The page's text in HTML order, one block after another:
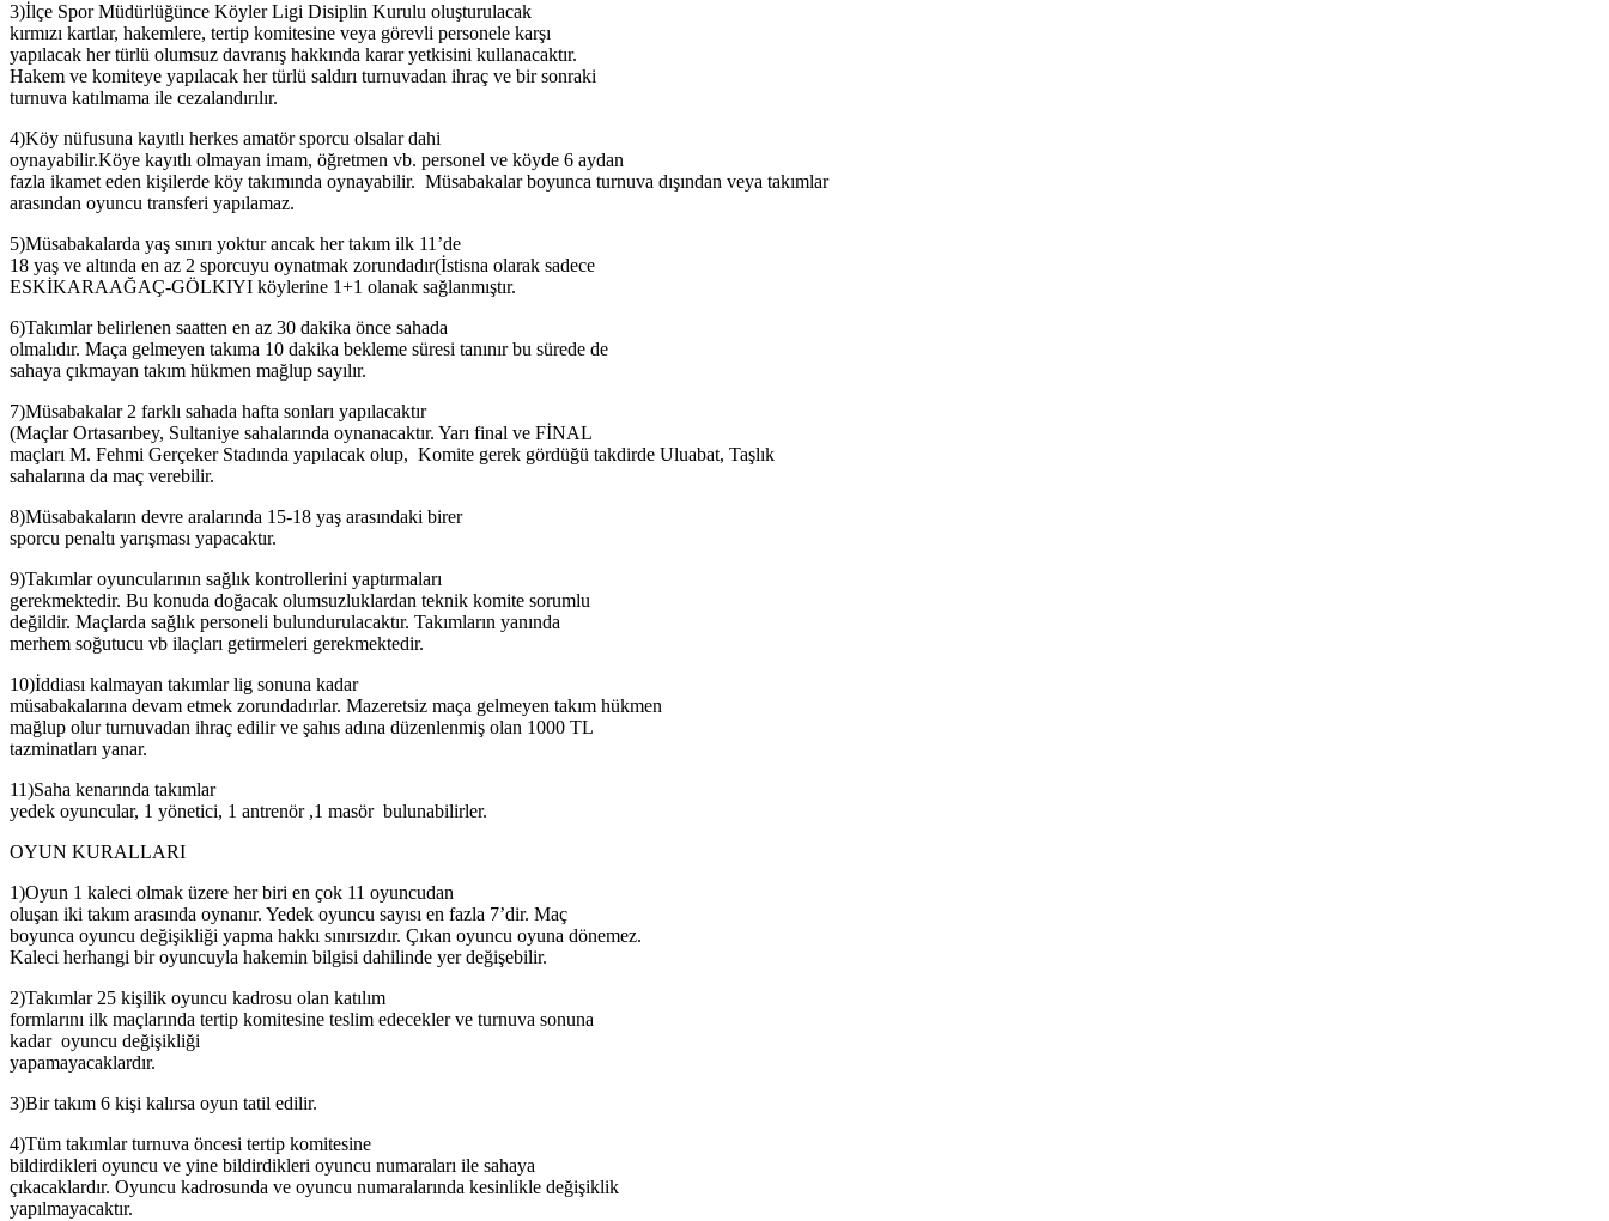
3)İlçe Spor Müdürlüğünce Köyler Ligi Disiplin Kurulu oluşturulacak
kırmızı kartlar, hakemlere, tertip komitesine veya görevli personele karşı
yapılacak her türlü olumsuz davranış hakkında karar yetkisini kullanacaktır.
Hakem ve komiteye yapılacak her türlü saldırı turnuvadan ihraç ve bir sonraki
turnuva katılmama ile cezalandırılır.
4)Köy nüfusuna kayıtlı herkes amatör sporcu olsalar dahi
oynayabilir.Köye kayıtlı olmayan imam, öğretmen vb. personel ve köyde 6 aydan
fazla ikamet eden kişilerde köy takımında oynayabilir. Müsabakalar boyunca turnuva dışından veya takımlar
arasından oyuncu transferi yapılamaz.
5)Müsabakalarda yaş sınırı yoktur ancak her takım ilk 11’de
18 yaş ve altında en az 2 sporcuyu oynatmak zorundadır(İstisna olarak sadece
ESKİKARAAĞAÇ-GÖLKIYI köylerine 1+1 olanak sağlanmıştır.
6)Takımlar belirlenen saatten en az 30 dakika önce sahada
olmalıdır. Maça gelmeyen takıma 10 dakika bekleme süresi tanınır bu sürede de
sahaya çıkmayan takım hükmen mağlup sayılır.
7)Müsabakalar 2 farklı sahada hafta sonları yapılacaktır
(Maçlar Ortasarıbey, Sultaniye sahalarında oynanacaktır. Yarı final ve FİNAL
maçları M. Fehmi Gerçeker Stadında yapılacak olup, Komite gerek gördüğü takdirde Uluabat, Taşlık
sahalarına da maç verebilir.
8)Müsabakaların devre aralarında 15-18 yaş arasındaki birer
sporcu penaltı yarışması yapacaktır.
9)Takımlar oyuncularının sağlık kontrollerini yaptırmaları
gerekmektedir. Bu konuda doğacak olumsuzluklardan teknik komite sorumlu
değildir. Maçlarda sağlık personeli bulundurulacaktır. Takımların yanında
merhem soğutucu vb ilaçları getirmeleri gerekmektedir.
10)İddiası kalmayan takımlar lig sonuna kadar
müsabakalarına devam etmek zorundadırlar. Mazeretsiz maça gelmeyen takım hükmen
mağlup olur turnuvadan ihraç edilir ve şahıs adına düzenlenmiş olan 1000 TL
tazminatları yanar.
11)Saha kenarında takımlar
yedek oyuncular, 1 yönetici, 1 antrenör ,1 masör bulunabilirler.
OYUN KURALLARI
1)Oyun 1 kaleci olmak üzere her biri en çok 11 oyuncudan
oluşan iki takım arasında oynanır. Yedek oyuncu sayısı en fazla 7’dir. Maç
boyunca oyuncu değişikliği yapma hakkı sınırsızdır. Çıkan oyuncu oyuna dönemez.
Kaleci herhangi bir oyuncuyla hakemin bilgisi dahilinde yer değişebilir.
2)Takımlar 25 kişilik oyuncu kadrosu olan katılım
formlarını ilk maçlarında tertip komitesine teslim edecekler ve turnuva sonuna
kadar oyuncu değişikliği
yapamayacaklardır.
3)Bir takım 6 kişi kalırsa oyun tatil edilir.
4)Tüm takımlar turnuva öncesi tertip komitesine
bildirdikleri oyuncu ve yine bildirdikleri oyuncu numaraları ile sahaya
çıkacaklardır. Oyuncu kadrosunda ve oyuncu numaralarında kesinlikle değişiklik
yapılmayacaktır.